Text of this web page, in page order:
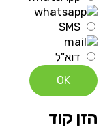
SMS
דוא"ל
OK
הזן קוד